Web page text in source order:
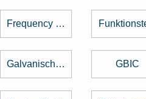
Frequency Hopping
Galvanische Trennung GBIC